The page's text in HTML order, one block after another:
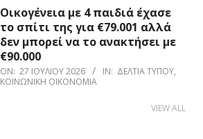
Οικογένεια με 4 παιδιά έχασε
το σπίτι της για €79.001 αλλά
δεν μπορεί να το ανακτήσει με
€90.000
ON: 27 ΙΟΥΛΊΟΥ 2026 IN: ΔΕΛΤΊΑ ΤΎΠΟΥ,
ΚΟΙΝΩΝΙΚΉ ΟΙΚΟΝΟΜΊΑ
VIEW ALL